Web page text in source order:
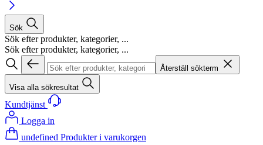
Sök
Sök efter produkter, kategorier, ...
Sök efter produkter, kategorier, ...
Återställ sökterm
Visa alla sökresultat
Kundtjänst
Logga in
undefined Produkter i varukorgen